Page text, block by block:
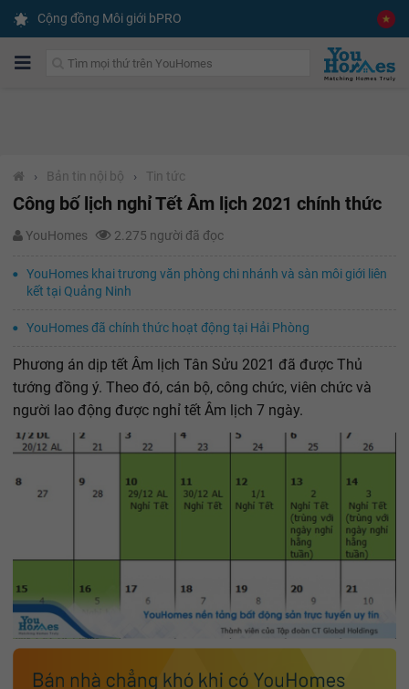
Cộng đồng Môi giới bPRO
› Bản tin nội bộ › Tin tức
Công bố lịch nghỉ Tết Âm lịch 2021 chính thức
YouHomes 2.275 người đã đọc
YouHomes khai trương văn phòng chi nhánh và sàn môi giới liên
kết tại Quảng Ninh
YouHomes đã chính thức hoạt động tại Hải Phòng
Phương án dịp tết Âm lịch Tân Sửu 2021 đã được Thủ
tướng đồng ý. Theo đó, cán bộ, công chức, viên chức và
người lao động được nghỉ tết Âm lịch 7 ngày.